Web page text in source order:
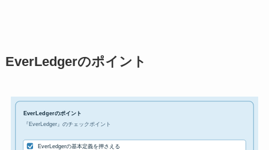
EverLedgerのポイント
EverLedgerのポイント
『EverLedger』のチェックポイント
EverLedgerの基本定義を押さえる